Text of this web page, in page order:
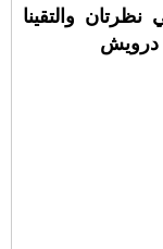
والتقينا
درويش